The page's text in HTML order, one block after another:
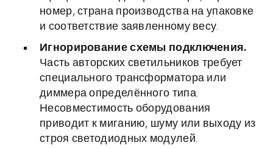
номер, страна производства на упаковке
и соответствие заявленному весу.
Игнорирование схемы подключения.
Часть авторских светильников требует
специального трансформатора или
диммера определённого типа.
Несовместимость оборудования
приводит к миганию, шуму или выходу из
строя светодиодных модулей.